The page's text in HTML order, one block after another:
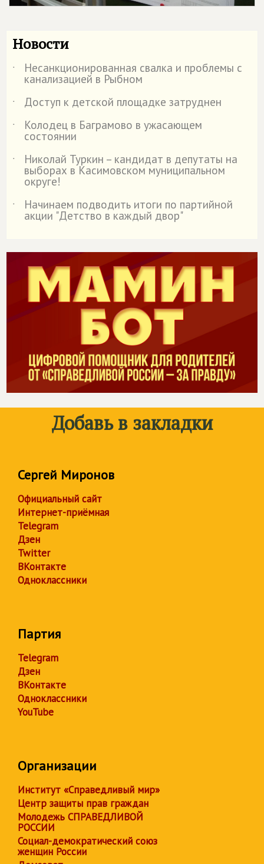
Новости
˙ Несанкционированная свалка и проблемы с
канализацией в Рыбном
˙
Доступ к детской площадке затруднен
˙
Колодец в Баграмово в ужасающем
состоянии
˙
Николай Туркин – кандидат в депутаты на
выборах в Касимовском муниципальном
округе!
˙
Начинаем подводить итоги по партийной
акции "Детство в каждый двор"
Добавь в закладки
Сергей Миронов
Официальный сайт
Интернет-приёмная
Telegram
Дзен
Twitter
ВКонтакте
Одноклассники
Партия
Telegram
Дзен
ВКонтакте
Одноклассники
YouTube
Организации
Институт «Справедливый мир»
Центр защиты прав граждан
Молодежь СПРАВЕДЛИВОЙ
РОССИИ
Социал-демократический союз
женщин России